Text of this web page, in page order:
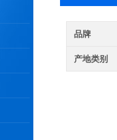
品牌
产地类别